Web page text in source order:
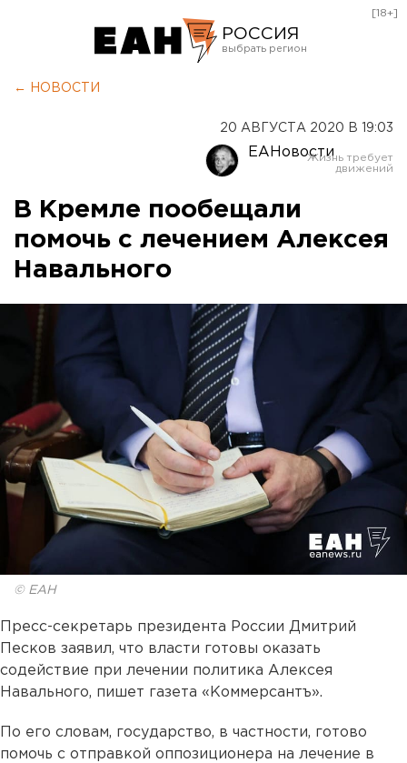
РОССИЯ
Оренбург
[18+]
← НОВОСТИ
20 АВГУСТА 2020 В 19:03
ЕАНовости
В Кремле пообещали
помочь с лечением Алексея
Навального
© ЕАН
Пресс-секретарь президента России Дмитрий
Песков заявил, что власти готовы оказать
содействие при лечении политика Алексея
Навального, пишет газета «Коммерсантъ».
По его словам, государство, в частности, готово
помочь с отправкой оппозиционера на лечение в